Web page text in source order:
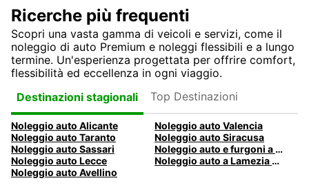
Ricerche più frequenti
Scopri una vasta gamma di veicoli e servizi, come il
noleggio di auto Premium e noleggi flessibili e a lungo
termine. Un'esperienza progettata per offrire comfort,
flessibilità ed eccellenza in ogni viaggio.
Destinazioni stagionali
Top Destinazioni
Noleggio auto Alicante
Noleggio auto Valencia
Noleggio auto Taranto
Noleggio auto Siracusa
Noleggio auto Sassari
Noleggio auto e furgoni a Pescara
Noleggio auto Lecce
Noleggio auto a Lamezia Terme, Italia
Noleggio auto Avellino